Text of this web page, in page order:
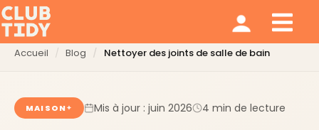
Accueil Blog Nettoyer des joints de salle de bain
MAISON Mis à jour : juin 2026 4 min de lecture